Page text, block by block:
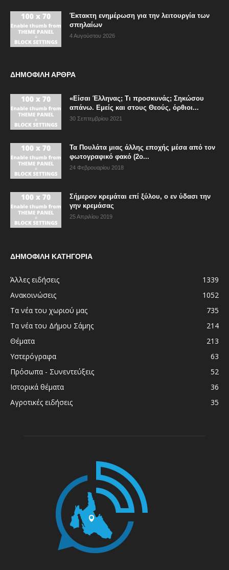
Έκτακτη ενημέρωση για την λειτουργία των
σπηλαίων
4 Αυγούστου 2026
ΔΗΜΟΦΙΛΗ ΑΡΘΡΑ
«Είσαι Έλληνας; Τι προσκυνάς; Σηκώσου
απάνω. Εμείς και στους Θεούς, όρθιοι...
30 Σεπτεμβρίου 2021
Τα Πουλάτα μιας άλλης εποχής μέσα από τον
φωτογραφικό φακό (2ο...
24 Φεβρουαρίου 2018
Σήμερον κρεμάται επί ξύλου, ο εν ύδασι την
γην κρεμάσας
25 Απριλίου 2019
ΔΗΜΟΦΙΛΗ ΚΑΤΗΓΟΡΙΑ
Άλλες ειδήσεις
1339
Ανακοινώσεις
1052
Τα νέα του χωριού μας
735
Τα νέα του Δήμου Σάμης
214
Θέματα
213
Υστερόγραφα
63
Πρόσωπα - Συνεντεύξεις
52
Ιστορικά θέματα
36
Αγροτικές ειδήσεις
35